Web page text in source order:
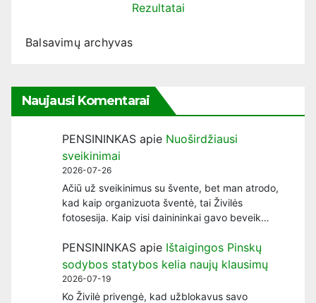
Rezultatai
Balsavimų archyvas
Naujausi Komentarai
PENSININKAS apie Nuoširdžiausi
sveikinimai
2026-07-26
Ačiū už sveikinimus su švente, bet man atrodo,
kad kaip organizuota šventė, tai Živilės
fotosesija. Kaip visi dainininkai gavo beveik…
PENSININKAS apie Ištaigingos Pinskų
sodybos statybos kelia naujų klausimų
2026-07-19
Ko Živilė privengė, kad užblokavus savo